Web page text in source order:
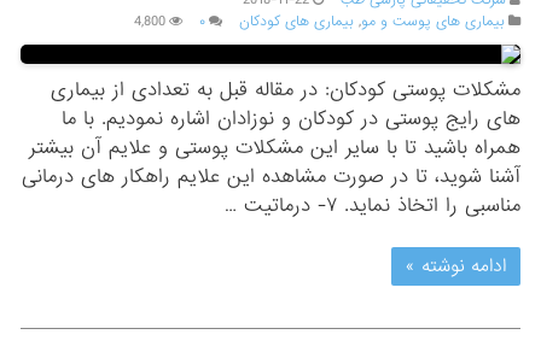
بیماری های پوست و مو,بیماری های کودکان ۰ 4,800
مشکلات پوستی کودکان: در مقاله قبل به تعدادی از بیماری
های رایج پوستی در کودکان و نوزادان اشاره نمودیم. با ما
همراه باشید تا با سایر این مشکلات پوستی و علایم آن بیشتر
آشنا شوید، تا در صورت مشاهده این علایم راهکار های درمانی
مناسبی را اتخاذ نماید. ۷- درماتیت …
ادامه نوشته »